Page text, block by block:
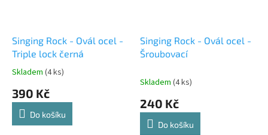
Singing Rock - Ovál ocel -
Triple lock černá
Průměrné
produktu
5,0
Skladem (4 ks)
390 Kč
Do košíku
Singing Rock - Ovál ocel -
Šroubovací
Skladem (4 ks)
240 Kč
Do košíku